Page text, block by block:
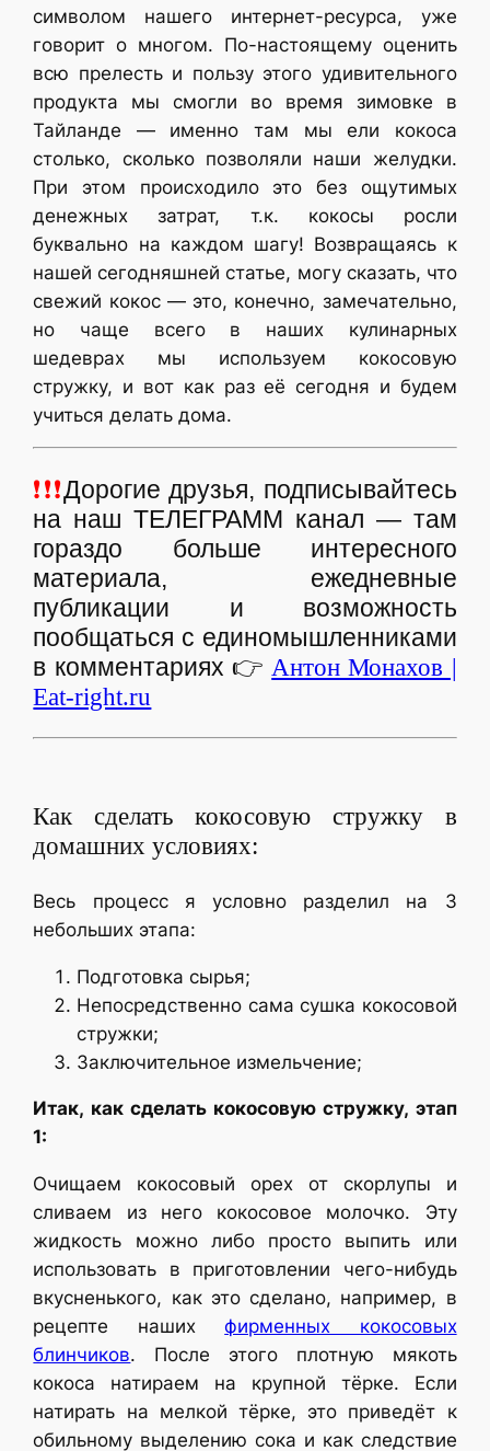
символом нашего интернет-ресурса, уже
говорит о многом. По-настоящему оценить
всю прелесть и пользу этого удивительного
продукта мы смогли во время зимовке в
Тайланде — именно там мы ели кокоса
столько, сколько позволяли наши желудки.
При этом происходило это без ощутимых
денежных затрат, т.к. кокосы росли
буквально на каждом шагу! Возвращаясь к
нашей сегодняшней статье, могу сказать, что
свежий кокос — это, конечно, замечательно,
но чаще всего в наших кулинарных
шедеврах мы используем кокосовую
стружку, и вот как раз её сегодня и будем
учиться делать дома.
❗❗❗Дорогие друзья, подписывайтесь
на наш ТЕЛЕГРАММ канал — там
гораздо больше интересного
материала, ежедневные
публикации и возможность
пообщаться с единомышленниками
в комментариях 👉 Антон Монахов |
Eat-right.ru
Как сделать кокосовую стружку в
домашних условиях:
Весь процесс я условно разделил на 3
небольших этапа:
Подготовка сырья;
Непосредственно сама сушка кокосовой
стружки;
Заключительное измельчение;
Итак, как сделать кокосовую стружку, этап
1:
Очищаем кокосовый орех от скорлупы и
сливаем из него кокосовое молочко. Эту
жидкость можно либо просто выпить или
использовать в приготовлении чего-нибудь
вкусненького, как это сделано, например, в
рецепте нашихфирменных кокосовых
блинчиков. После этого плотную мякоть
кокоса натираем на крупной тёрке. Если
натирать на мелкой тёрке, это приведёт к
обильному выделению сока и как следствие